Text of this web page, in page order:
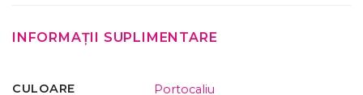
INFORMAȚII SUPLIMENTARE
CULOARE Portocaliu